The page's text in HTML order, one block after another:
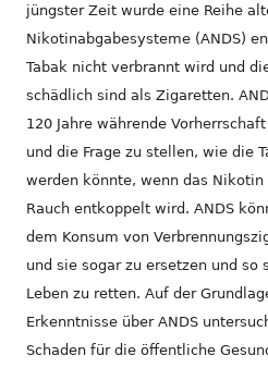
jüngster Zeit wurde eine Reihe
Nikotinabgabesysteme (ANDS)
Tabak nicht verbrannt wird und
schädlich sind als Zigaretten.
120 Jahre währende
und die Frage zu stellen, wie die
werden könnte, wenn das
Rauch entkoppelt wird. ANDS
dem Konsum von
und sie sogar zu ersetzen und so
Leben zu retten. Auf der
Erkenntnisse über ANDS
Schaden für die öffentliche